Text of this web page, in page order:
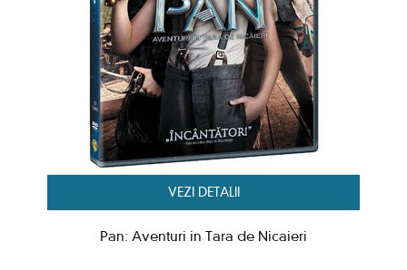
VEZI DETALII
Pan: Aventuri in Tara de Nicaieri